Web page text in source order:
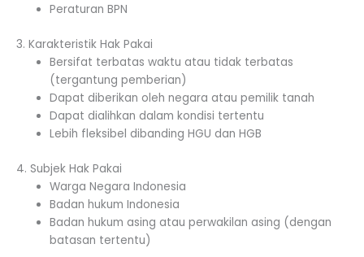
Peraturan BPN
3. Karakteristik Hak Pakai
Bersifat terbatas waktu atau tidak terbatas
(tergantung pemberian)
Dapat diberikan oleh negara atau pemilik tanah
Dapat dialihkan dalam kondisi tertentu
Lebih fleksibel dibanding HGU dan HGB
4. Subjek Hak Pakai
Warga Negara Indonesia
Badan hukum Indonesia
Badan hukum asing atau perwakilan asing (dengan
batasan tertentu)